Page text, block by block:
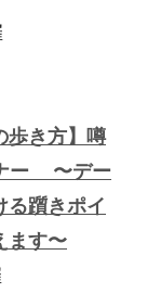
歩き方】噂
ー 〜デー
る躓きポイ
ます〜